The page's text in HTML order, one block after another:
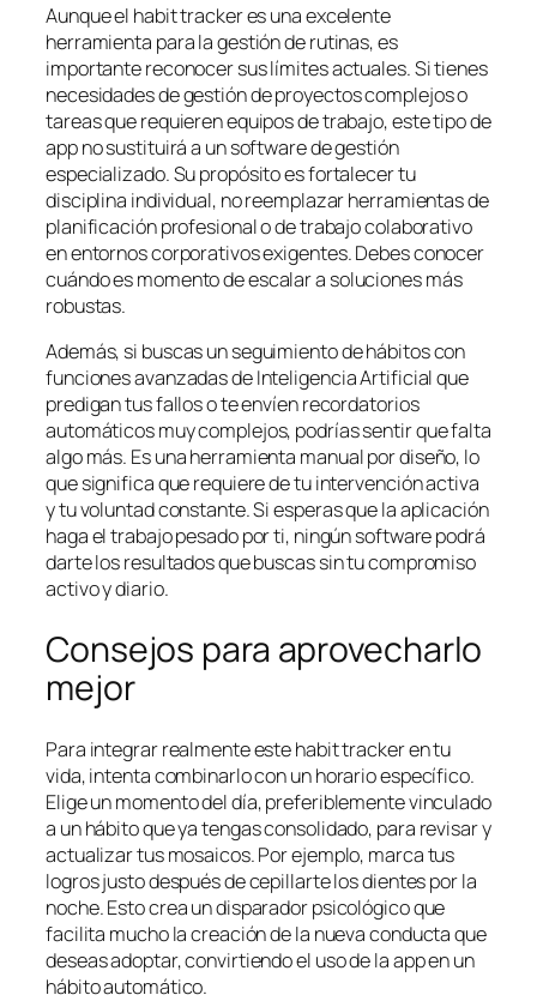
Aunque el habit tracker es una excelente
herramienta para la gestión de rutinas, es
importante reconocer sus límites actuales. Si tienes
necesidades de gestión de proyectos complejos o
tareas que requieren equipos de trabajo, este tipo de
app no sustituirá a un software de gestión
especializado. Su propósito es fortalecer tu
disciplina individual, no reemplazar herramientas de
planificación profesional o de trabajo colaborativo
en entornos corporativos exigentes. Debes conocer
cuándo es momento de escalar a soluciones más
robustas.
Además, si buscas un seguimiento de hábitos con
funciones avanzadas de Inteligencia Artificial que
predigan tus fallos o te envíen recordatorios
automáticos muy complejos, podrías sentir que falta
algo más. Es una herramienta manual por diseño, lo
que significa que requiere de tu intervención activa
y tu voluntad constante. Si esperas que la aplicación
haga el trabajo pesado por ti, ningún software podrá
darte los resultados que buscas sin tu compromiso
activo y diario.
Consejos para aprovecharlo
mejor
Para integrar realmente este habit tracker en tu
vida, intenta combinarlo con un horario específico.
Elige un momento del día, preferiblemente vinculado
a un hábito que ya tengas consolidado, para revisar y
actualizar tus mosaicos. Por ejemplo, marca tus
logros justo después de cepillarte los dientes por la
noche. Esto crea un disparador psicológico que
facilita mucho la creación de la nueva conducta que
deseas adoptar, convirtiendo el uso de la app en un
hábito automático.